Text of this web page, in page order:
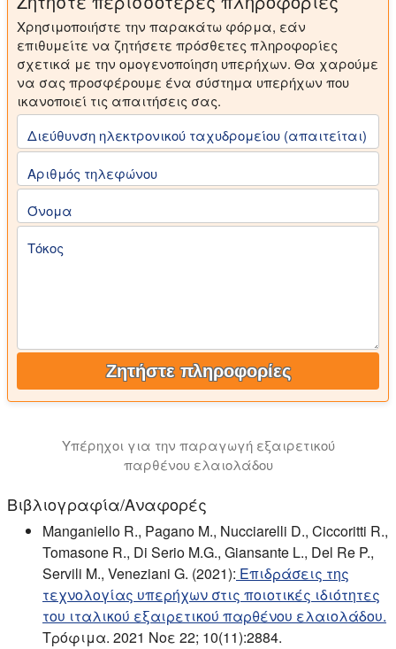
Χρησιμοποιήστε την παρακάτω φόρμα, εάν
επιθυμείτε να ζητήσετε πρόσθετες πληροφορίες
σχετικά με την ομογενοποίηση υπερήχων. Θα χαρούμε
να σας προσφέρουμε ένα σύστημα υπερήχων που
ικανοποιεί τις απαιτήσεις σας.
Διεύθυνση ηλεκτρονικού ταχυδρομείου (απαιτείται)
Αριθμός τηλεφώνου
Όνομα
Τόκος
Ζητήστε πληροφορίες
Υπέρηχοι για την παραγωγή εξαιρετικού
παρθένου ελαιολάδου
Βιβλιογραφία/Αναφορές
Manganiello R., Pagano M., Nucciarelli D., Ciccoritti R.,
Tomasone R., Di Serio M.G., Giansante L., Del Re P.,
Servili M., Veneziani G. (2021): Επιδράσεις της
τεχνολογίας υπερήχων στις ποιοτικές ιδιότητες
του ιταλικού εξαιρετικού παρθένου ελαιολάδου.
Τρόφιμα. 2021 Νοε 22; 10(11):2884.